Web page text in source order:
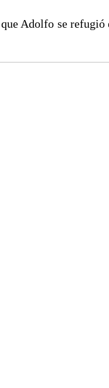
Adolfo se